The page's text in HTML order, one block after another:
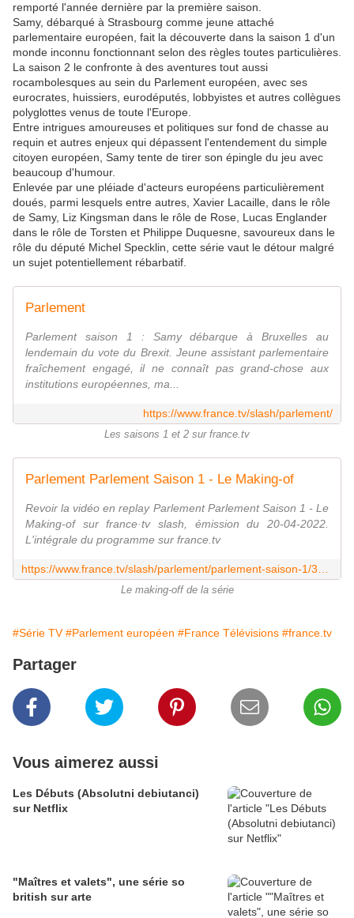
remporté l'année dernière par la première saison.
Samy, débarqué à Strasbourg comme jeune attaché
parlementaire européen, fait la découverte dans la saison 1 d'un
monde inconnu fonctionnant selon des règles toutes particulières.
La saison 2 le confronte à des aventures tout aussi
rocambolesques au sein du Parlement européen, avec ses
eurocrates, huissiers, eurodéputés, lobbyistes et autres collègues
polyglottes venus de toute l'Europe.
Entre intrigues amoureuses et politiques sur fond de chasse au
requin et autres enjeux qui dépassent l'entendement du simple
citoyen européen, Samy tente de tirer son épingle du jeu avec
beaucoup d'humour.
Enlevée par une pléiade d'acteurs européens particulièrement
doués, parmi lesquels entre autres, Xavier Lacaille, dans le rôle
de Samy, Liz Kingsman dans le rôle de Rose, Lucas Englander
dans le rôle de Torsten et Philippe Duquesne, savoureux dans le
rôle du député Michel Specklin, cette série vaut le détour malgré
un sujet potentiellement rébarbatif.
Parlement
Parlement saison 1 : Samy débarque à Bruxelles au
lendemain du vote du Brexit. Jeune assistant parlementaire
fraîchement engagé, il ne connaît pas grand-chose aux
institutions européennes, ma...
https://www.france.tv/slash/parlement/
Les saisons 1 et 2 sur france.tv
Parlement Parlement Saison 1 - Le Making-of
Revoir la vidéo en replay Parlement Parlement Saison 1 - Le
Making-of sur france·tv slash, émission du 20-04-2022.
L'intégrale du programme sur france.tv
Le making-off de la série
#Série TV #Parlement européen #France Télévisions #france.tv
Partager
Vous aimerez aussi
Les Débuts (Absolutni debiutanci)
sur Netflix
"Maîtres et valets", une série so
british sur arte